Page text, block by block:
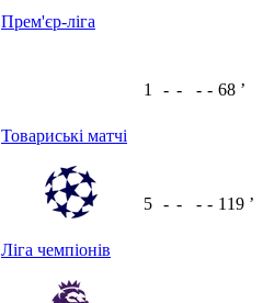
Прем'єр-ліга
Товариські матчі
1 - - - - 68 ʼ
Ліга чемпіонів
5 - - - - 119 ʼ